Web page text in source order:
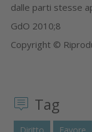
dalle parti stesse
GdO 2010;8
Copyright ©
Tag